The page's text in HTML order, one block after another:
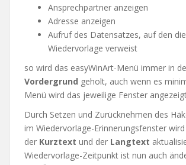
Ansprechpartner anzeigen
Adresse anzeigen
Aufruf des Datensatzes, auf den
Wiedervorlage verweist
so wird das easyWinArt-Menü immer in
Vordergrund geholt, auch wenn es
Menü wird das jeweilige Fenster
Durch Setzen und Zurücknehmen des
im Wiedervorlage-Erinnerungsfenster
der Kurztext und der Langtext
Wiedervorlage-Zeitpunkt ist nun auch